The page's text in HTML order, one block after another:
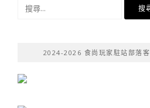
2024-2026 食尚玩家駐站部落客